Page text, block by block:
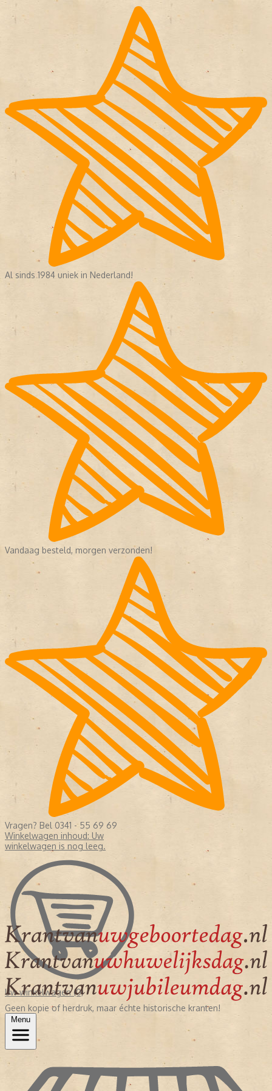
Al sinds 1984 uniek in Nederland!
Vandaag besteld, morgen verzonden!
Vragen? Bel 0341 - 55 69 69
Winkelwagen inhoud: Uw
winkelwagen is nog leeg.
Uw winkelwagen (0)
Geen kopie of herdruk, maar échte historische kranten!
Menu